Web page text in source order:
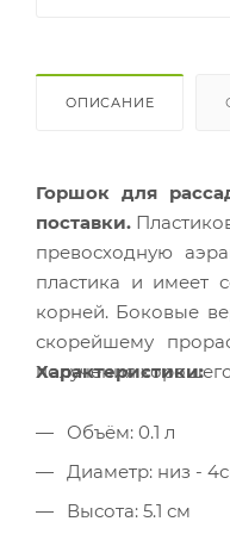
ОПИСАНИЕ
Горшок для
поставки.
превосходную
пластика и имеет
корней. Боковые
скорейшему
получения
Характеристики:
Объём: 0.1 л
Диаметр: низ -
Высота: 5.1 см